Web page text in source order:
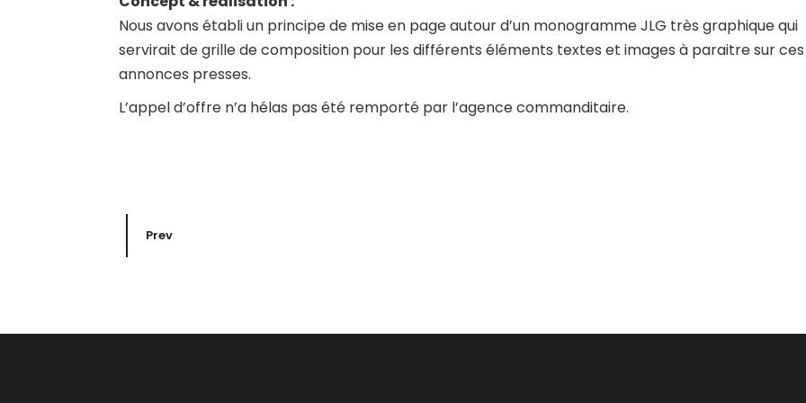
Nous avons établi un principe de mise en page autour d’un monogramme JLG très graphique qui
servirait de grille de composition pour les différents éléments textes et images à paraitre sur ces
annonces presses.
L’appel d’offre n’a hélas pas été remporté par l’agence commanditaire.
Prev